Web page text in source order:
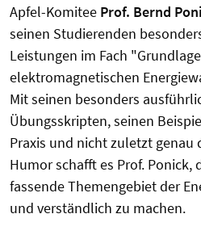
Apfel-Komitee Prof. Bernd
seinen Studierenden
Leistungen im Fach
elektromagnetischen
Mit seinen besonders
Übungsskripten, seinen
Praxis und nicht zuletzt genau
Humor schafft es Prof. Ponick,
fassende Themengebiet der
und verständlich zu machen.